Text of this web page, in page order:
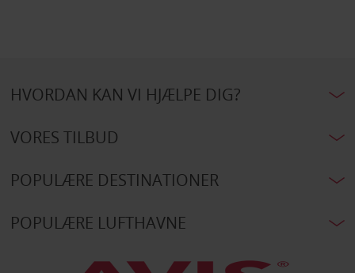
HVORDAN KAN VI HJÆLPE DIG?
VORES TILBUD
POPULÆRE DESTINATIONER
POPULÆRE LUFTHAVNE